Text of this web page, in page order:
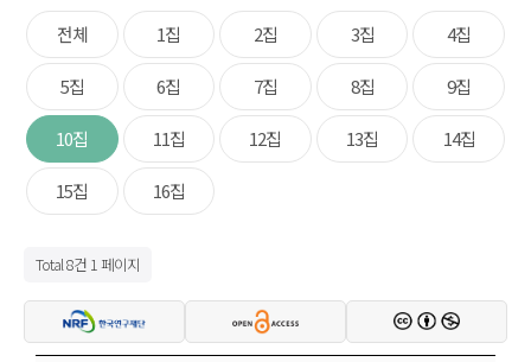
전체 1집 2집 3집 4집
5집 6집 7집 8집 9집
10집 11집 12집 13집 14집
15집 16집
Total 8건 1 페이지